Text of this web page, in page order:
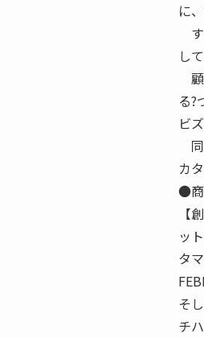
に
し
る?
ビ
カ
●商
【
ッ
タ
そ
チ